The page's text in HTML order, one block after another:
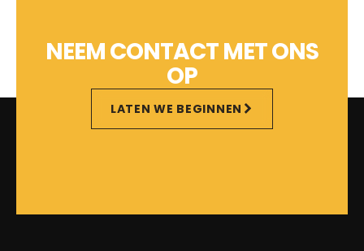
NEEM CONTACT MET ONS
OP
LATEN WE BEGINNEN